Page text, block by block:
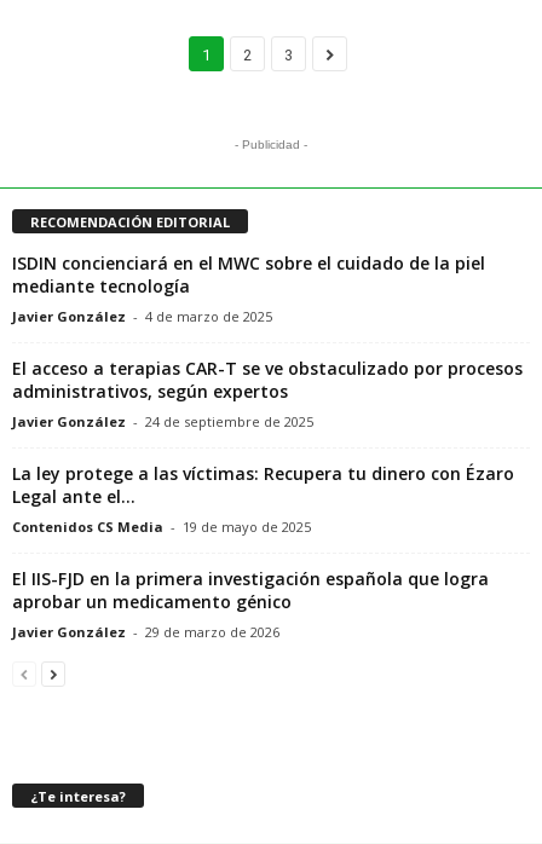
1 2 3
- Publicidad -
RECOMENDACIÓN EDITORIAL
ISDIN concienciará en el MWC sobre el cuidado de la piel
mediante tecnología
Javier González - 4 de marzo de 2025
El acceso a terapias CAR-T se ve obstaculizado por procesos
administrativos, según expertos
Javier González - 24 de septiembre de 2025
La ley protege a las víctimas: Recupera tu dinero con Ézaro
Legal ante el...
Contenidos CS Media - 19 de mayo de 2025
El IIS-FJD en la primera investigación española que logra
aprobar un medicamento génico
Javier González - 29 de marzo de 2026
¿Te interesa?